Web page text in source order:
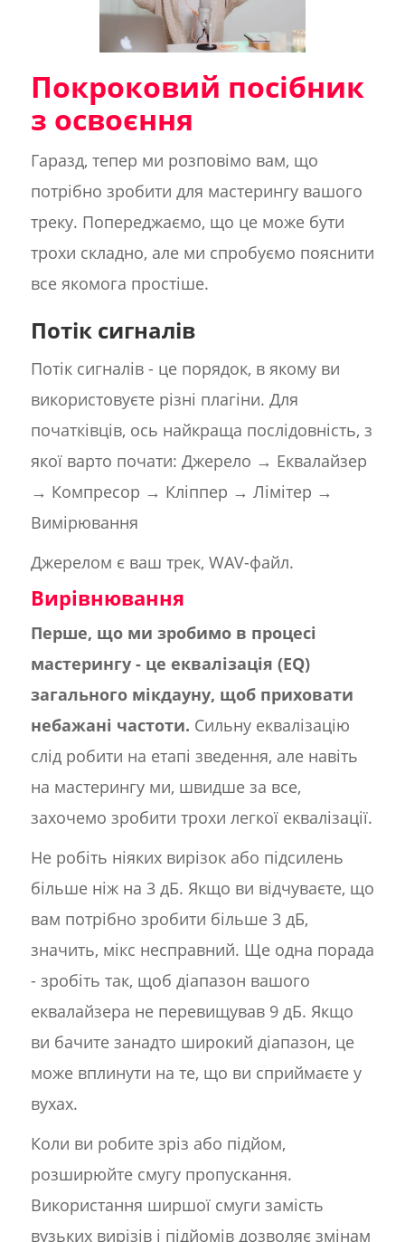
Покроковий посібник
з освоєння
Гаразд, тепер ми розповімо вам, що
потрібно зробити для мастерингу вашого
треку. Попереджаємо, що це може бути
трохи складно, але ми спробуємо пояснити
все якомога простіше.
Потік сигналів
Потік сигналів - це порядок, в якому ви
використовуєте різні плагіни. Для
початківців, ось найкраща послідовність, з
якої варто почати: Джерело → Еквалайзер
→ Компресор → Кліппер → Лімітер →
Вимірювання
Джерелом є ваш трек, WAV-файл.
Вирівнювання
Перше, що ми зробимо в процесі
мастерингу - це еквалізація (EQ)
загального мікдауну, щоб приховати
небажані частоти. Сильну еквалізацію
слід робити на етапі зведення, але навіть
на мастерингу ми, швидше за все,
захочемо зробити трохи легкої еквалізації.
Не робіть ніяких вирізок або підсилень
більше ніж на 3 дБ. Якщо ви відчуваєте, що
вам потрібно зробити більше 3 дБ,
значить, мікс несправний. Ще одна порада
- зробіть так, щоб діапазон вашого
еквалайзера не перевищував 9 дБ. Якщо
ви бачите занадто широкий діапазон, це
може вплинути на те, що ви сприймаєте у
вухах.
Коли ви робите зріз або підйом,
розширюйте смугу пропускання.
Використання ширшої смуги замість
вузьких вирізів і підйомів дозволяє змінам